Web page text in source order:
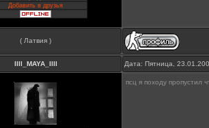
Добавить в друзья
( Латвия )
llll_MAYA_llll Дата: Пятница,
псц я походу пропустил